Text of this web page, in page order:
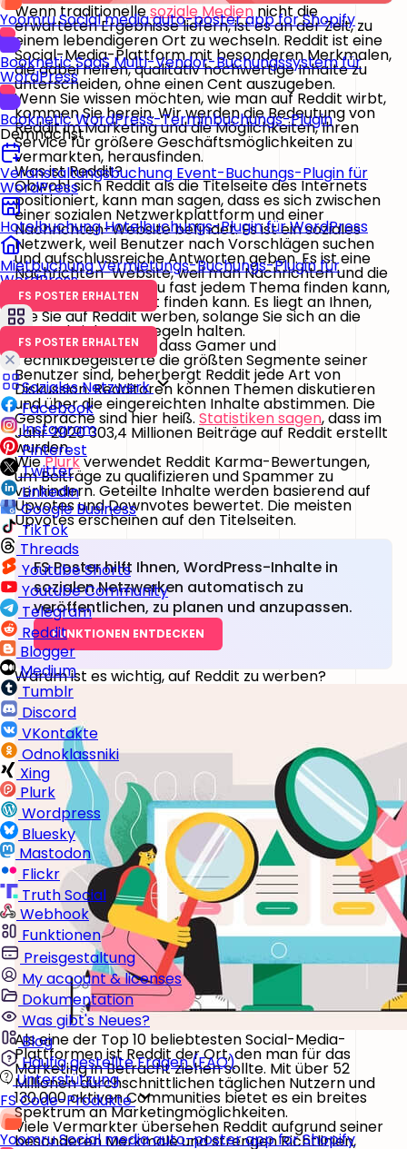
YoomruSocial media auto-poster app for Shopify
Booknetic SaaSMulti-Vendor-Buchungssystem für
WordPress
BookneticWordPress-Terminbuchungs-Plugin
Demnächst
Veranstaltungsbuchung Event-Buchungs-Plugin für
WordPress
HotelbuchungHotelbuchungs-Plugin für WordPress
MietbuchungVermietungs-Buchungs-Plugin für
WordPress
FS POSTER ERHALTEN
FS POSTER ERHALTEN
Soziales Netzwerk
Facebook
Instagram
Pinterest
Twitter
LinkedIn
Google Business
TikTok
Threads
Youtube Shorts
Youtube Community
Telegram
Reddit
Blogger
Medium
Tumblr
Discord
VKontakte
Odnoklassniki
Xing
Plurk
Wordpress
Bluesky
Mastodon
Flickr
Truth Social
Webhook
Funktionen
Preisgestaltung
My account & licenses
Dokumentation
Was gibt's Neues?
Blog
Häufig gestellte Fragen (FAQ)
Unterstützung
FS Code-Produkte
YoomruSocial media auto-poster app for Shopify
Wenn traditionellesoziale Mediennicht die
erwarteten Ergebnisse liefern, ist es an der Zeit, zu
einem lebendigeren Ort zu wechseln. Reddit ist eine
Social-Media-Plattform mit besonderen Merkmalen,
die dabei helfen, qualitativ hochwertige Inhalte zu
unterscheiden, ohne einen Cent auszugeben.
Wenn Sie wissen möchten, wie man auf Reddit wirbt,
kommen Sie herein. Wir werden die Bedeutung von
Reddit im Marketing und die Möglichkeiten, Ihren
Service für größere Geschäftsmöglichkeiten zu
vermarkten, herausfinden.
Was ist Reddit?
Obwohl sich Reddit als die Titelseite des Internets
positioniert, kann man sagen, dass es sich zwischen
einer sozialen Netzwerkplattform und einer
Nachrichten-Website befindet. Es ist ein soziales
Netzwerk, weil Benutzer nach Vorschlägen suchen
und aufschlussreiche Antworten geben. Es ist eine
Nachrichten-Website, weil man Nachrichten und die
neuesten Updates zu fast jedem Thema finden kann,
das man im Internet finden kann. Es liegt an Ihnen,
wie Sie auf Reddit werben, solange Sie sich an die
ungeschriebenen Regeln halten.
Trotz der Tatsache, dass Gamer und
Technikbegeisterte die größten Segmente seiner
Benutzer sind, beherbergt Reddit jede Art von
Diskussion. Redditoren können Themen diskutieren
und über die eingereichten Inhalte abstimmen. Die
Gespräche sind hier heiß. Statistiken sagen, dass im
Jahr 2020 303,4 Millionen Beiträge auf Reddit erstellt
wurden.
WiePlurkverwendet Reddit Karma-Bewertungen,
um Beiträge zu qualifizieren und Spammer zu
verhindern. Geteilte Inhalte werden basierend auf
Upvotes und Downvotes bewertet. Die meisten
Upvotes erscheinen auf den Titelseiten.
FS Poster hilft Ihnen, WordPress-Inhalte in
sozialen Netzwerken automatisch zu
veröffentlichen, zu planen und anzupassen.
FUNKTIONEN ENTDECKEN
Warum ist es wichtig, auf Reddit zu werben?
Als eine der Top 10 beliebtesten Social-Media-
Plattformen ist Reddit der Ort, den man für das
Marketing in Betracht ziehen sollte. Mit über 52
Millionen durchschnittlichen täglichen Nutzern und
130.000 aktiven Communities bietet es ein breites
Spektrum an Marketingmöglichkeiten.
Viele Vermarkter übersehen Reddit aufgrund seiner
besonderen Merkmale und strengen Richtlinien,